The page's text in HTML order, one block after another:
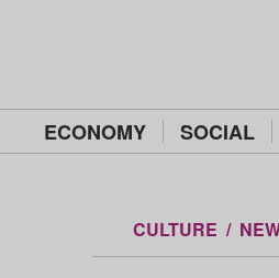
ECONOMY SOCIAL
CULTURE